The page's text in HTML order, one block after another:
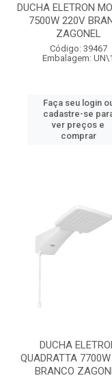
DUCHA ELETRON
7500W 220V
ZAGONEL
Código: 39467
Embalagem: UN\1
Faça seu login
cadastre-se
ver preços e
comprar
DUCHA
QUADRATTA
BRANCO